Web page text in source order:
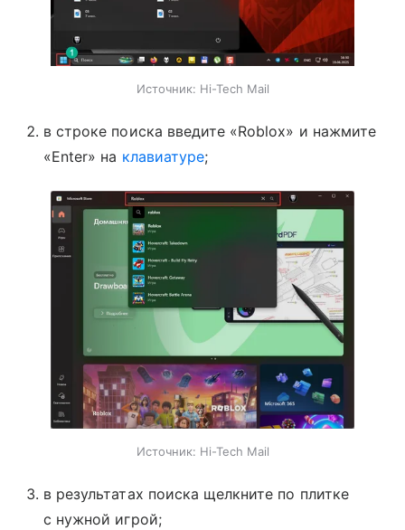
Источник: Hi-Tech Mail
в строке поиска введите «Roblox» и нажмите
«Enter» на клавиатуре;
Источник: Hi-Tech Mail
в результатах поиска щелкните по плитке
с нужной игрой;